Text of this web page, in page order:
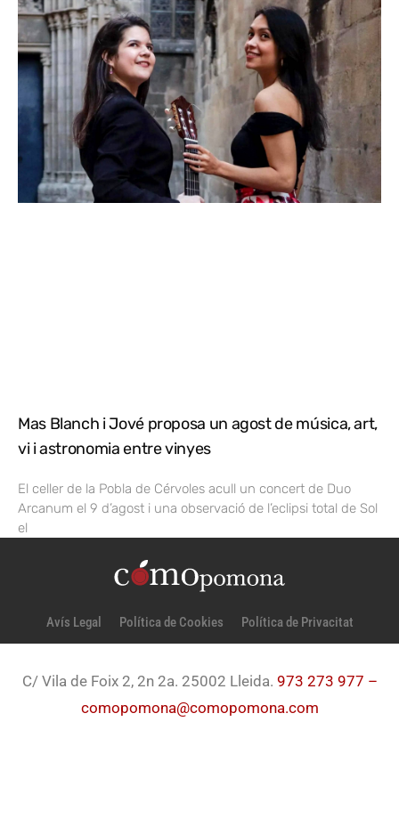
Mas Blanch i Jové proposa un agost de música, art,
vi i astronomia entre vinyes
El celler de la Pobla de Cérvoles acull un concert de Duo
Arcanum el 9 d’agost i una observació de l’eclipsi total de Sol
el
Avís Legal Política de Cookies Política de Privacitat
C/ Vila de Foix 2, 2n 2a. 25002 Lleida. 973 273 977 –
comopomona@comopomona.com